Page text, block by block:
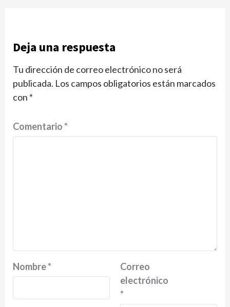
Deja una respuesta
Tu dirección de correo electrónico no será
publicada. Los campos obligatorios están marcados
con *
Comentario*
Nombre*
Correo
electrónico
*